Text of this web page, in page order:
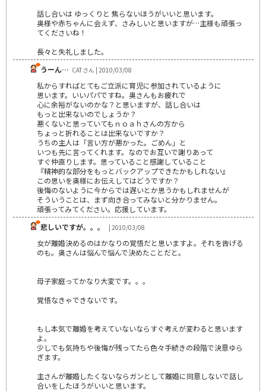
話し合いは ゆっくりと 焦らないほうがいいと思います。
奥様や赤ちゃんに会えず、さみしいと思いますが…主様も頑張っ
てくださいね！
長々と失礼しました。
うーん… CATさん | 2010/03/08
私からすればとてもご立派に育児に参加されているように
思います。いいパパですね。奥さんもお疲れで
心に余裕がないのかな？と思いますが、話し合いは
もっと出来ないのでしょうか？
悪くないと思っていてもｎｏａｈさんの方から
ちょっと折れることは出来ないですか？
うちの主人は「言い方が悪かった。ごめん」と
いつも先に言ってくれます。なのでお互いで謝りあって
すぐ仲直りします。思っていること感謝していること
『精神的な部分をもっとバックアップできたかもしれない』
この思いを奥様にお伝えしてはどうですか？
後悔のないように今からでは遅いとか思うかもしれませんが
そういうことは、まず向き合ってみないと分かりません。
頑張ってみてください。応援しています。
悲しいですが。。。
| 2010/03/08
女が離婚決めるのはかなりの覚悟だと思いますよ。それを告げる
のも。奥さんは悩んで悩んで決めたことだと。
母子家庭ってかなり大変です。。。
覚悟なきゃできないです。
もし本気で離婚を考えていないならすぐ考えが変わると思います
よ。
少しでも気持ちや後悔が残ってたら色々手続きの段階で決意ゆら
ぎます。
主さんが離婚したくないならガンとして離婚に同意しないで話し
合いをしたほうがいいと思います。